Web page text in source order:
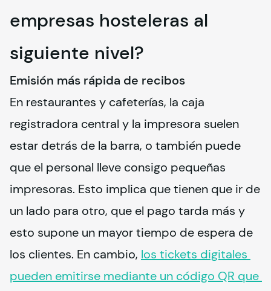
empresas hosteleras al
siguiente nivel?
Emisión más rápida de recibos
En restaurantes y cafeterías, la caja
registradora central y la impresora suelen
estar detrás de la barra, o también puede
que el personal lleve consigo pequeñas
impresoras. Esto implica que tienen que ir de
un lado para otro, que el pago tarda más y
esto supone un mayor tiempo de espera de
los clientes. En cambio, los tickets digitales
pueden emitirse mediante un código QR que